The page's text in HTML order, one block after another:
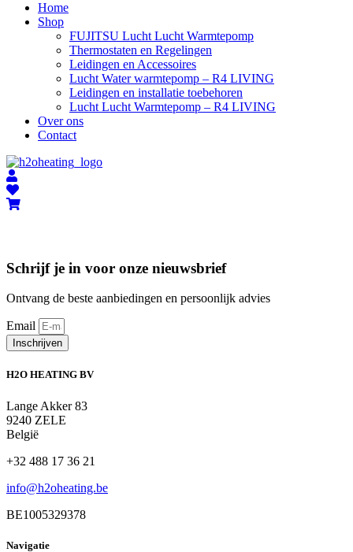
Home
Shop
FUJITSU Lucht Lucht Warmtepomp
Thermostaten en Regelingen
Leidingen en Accessoires
Lucht Water warmtepomp – R4 LIVING
Leidingen en installatie toebehoren
Lucht Lucht Warmtepomp – R4 LIVING
Over ons
Contact
Schrijf je in voor onze nieuwsbrief
Ontvang de beste aanbiedingen en persoonlijk advies
Email
Inschrijven
H2O HEATING BV
Lange Akker 83
9240 ZELE
België
+32 488 17 36 21
info@h2oheating.be
BE1005329378
Navigatie